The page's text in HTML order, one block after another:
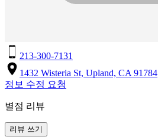
213-300-7131
1432 Wisteria St, Upland, CA 91784
정보 수정 요청
별점 리뷰
리뷰 쓰기